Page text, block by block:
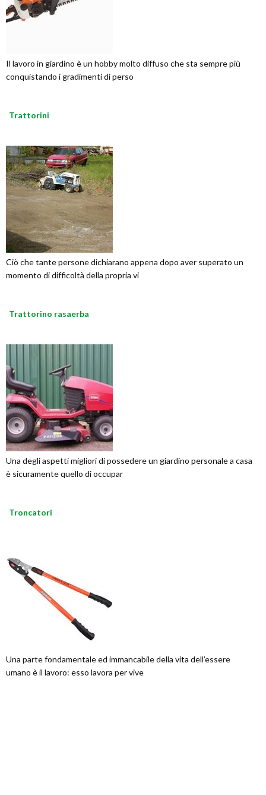
Il lavoro in giardino è un hobby molto diffuso che sta sempre più
conquistando i gradimenti di perso
Trattorini
Ciò che tante persone dichiarano appena dopo aver superato un
momento di difficoltà della propria vi
Trattorino rasaerba
Una degli aspetti migliori di possedere un giardino personale a casa
è sicuramente quello di occupar
Troncatori
Una parte fondamentale ed immancabile della vita dell’essere
umano è il lavoro: esso lavora per vive